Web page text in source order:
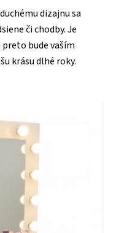
dizajnu sa
či chodby. Je
bude vaším
krásu dlhé roky.